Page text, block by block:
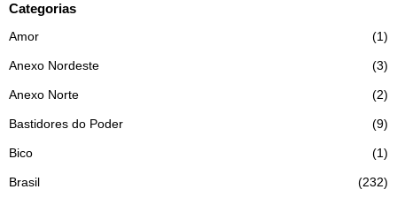
Categorias
Amor 1
Anexo Nordeste 3
Anexo Norte 2
Bastidores do Poder 9
Bico 1
Brasil 232